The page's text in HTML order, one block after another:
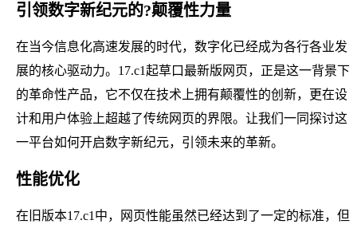
引领数字新纪元的?颠覆性力量
在当今信息化高速发展的时代，数字化已经成为各行各业发
展的核心驱动力。17.c1起草口最新版网页，正是这一背景下
的革命性产品，它不仅在技术上拥有颠覆性的创新，更在设
计和用户体验上超越了传统网页的界限。让我们一同探讨这
一平台如何开启数字新纪元，引领未来的革新。
性能优化
在旧版本17.c1中，网页性能虽然已经达到了一定的标准，但